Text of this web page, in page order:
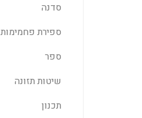
סדנה
ספירת פחמימות
ספר
שיטות תזונה
תכנון